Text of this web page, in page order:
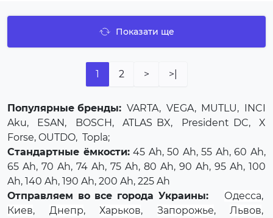
Показати ще
1 2 > >|
Популярные бренды: VARTA, VEGA, MUTLU, INCI
Aku, ESAN, BOSCH,ATLAS BX, President DC,X
Forse, OUTDO, Topla;
Стандартные ёмкости:45 Ah, 50 Ah, 55 Ah, 60 Ah,
65 Ah, 70 Ah, 74 Ah, 75 Ah, 80 Ah, 90 Ah, 95 Ah, 100
Ah, 140 Ah, 190 Ah, 200 Ah, 225 Ah
Отправляем во все города Украины:
Одесса,
Киев, Днепр, Харьков, Запорожье, Львов,